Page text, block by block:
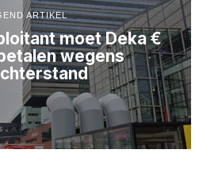
ARTIKEL
moet Deka €
wegens